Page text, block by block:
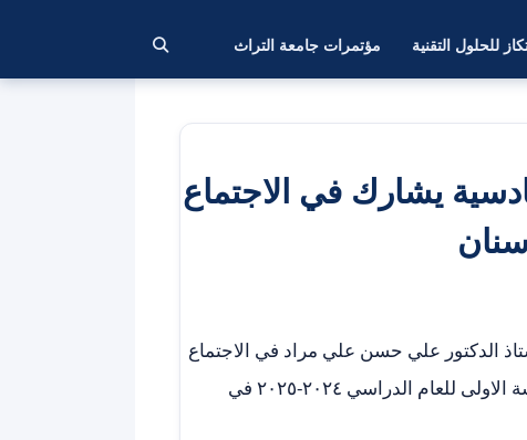
للحلول التقنية مؤتمرات جامعة التراث
يشارك في الاجتماع
الدكتور علي حسن علي مراد في الاجتماع
الدوري للجنة عمداء كليات طب الاسنان في العراق في الجلسة الاولى للعام الدراسي ٢٠٢٤-٢٠٢٥ في